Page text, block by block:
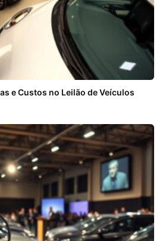
e Custos no Leilão de Veículos